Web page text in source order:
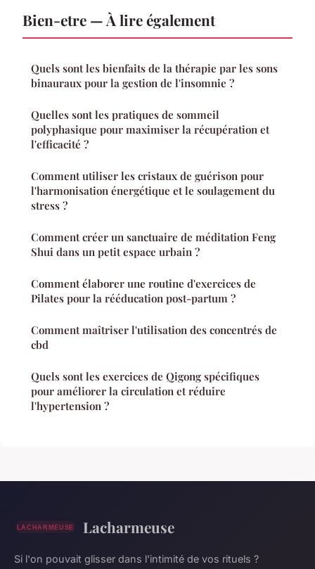
Bien-etre — À lire également
Quels sont les bienfaits de la thérapie par les sons
binauraux pour la gestion de l'insomnie ?
Quelles sont les pratiques de sommeil
polyphasique pour maximiser la récupération et
l'efficacité ?
Comment utiliser les cristaux de guérison pour
l'harmonisation énergétique et le soulagement du
stress ?
Comment créer un sanctuaire de méditation Feng
Shui dans un petit espace urbain ?
Comment élaborer une routine d'exercices de
Pilates pour la rééducation post-partum ?
Comment maîtriser l'utilisation des concentrés de
cbd
Quels sont les exercices de Qigong spécifiques
pour améliorer la circulation et réduire
l'hypertension ?
Lacharmeuse
Si l'on pouvait glisser dans l'intimité de vos rituels ?